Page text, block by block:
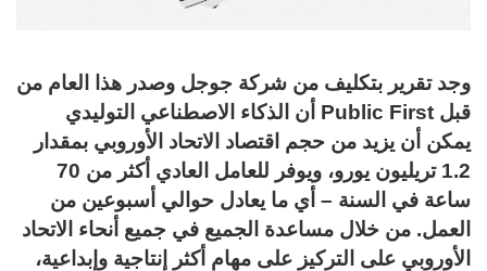
وجد تقرير بتكليف من شركة جوجل وصدر هذا العام من
قبل Public First أن الذكاء الاصطناعي التوليدي
يمكن أن يزيد من حجم اقتصاد الاتحاد الأوروبي بمقدار
1.2 تريليون يورو، ويوفر للعامل العادي أكثر من 70
ساعة في السنة – أي ما يعادل حوالي أسبوعين من
العمل. من خلال مساعدة الجميع في جميع أنحاء الاتحاد
الأوروبي على التركيز على مهام أكثر إنتاجية وإبداعية،